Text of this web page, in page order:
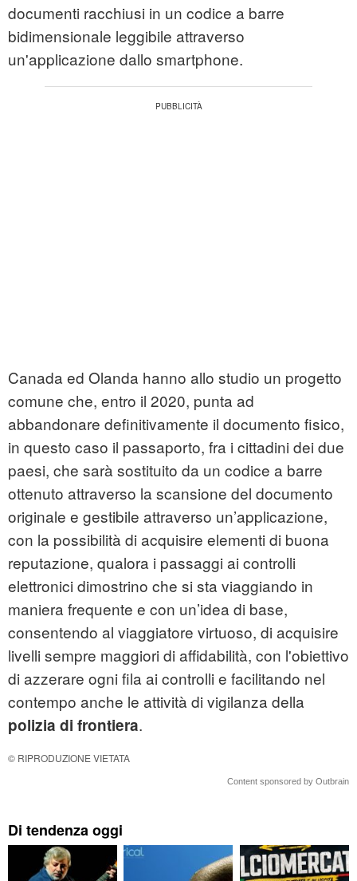
documenti racchiusi in un codice a barre
bidimensionale leggibile attraverso
un'applicazione dallo smartphone.
Canada ed Olanda hanno allo studio un progetto
comune che, entro il 2020, punta ad
abbandonare definitivamente il documento fisico,
in questo caso il passaporto, fra i cittadini dei due
paesi, che sarà sostituito da un codice a barre
ottenuto attraverso la scansione del documento
originale e gestibile attraverso un’applicazione,
con la possibilità di acquisire elementi di buona
reputazione, qualora i passaggi ai controlli
elettronici dimostrino che si sta viaggiando in
maniera frequente e con un’idea di base,
consentendo al viaggiatore virtuoso, di acquisire
livelli sempre maggiori di affidabilità, con l'obiettivo
di azzerare ogni fila ai controlli e facilitando nel
contempo anche le attività di vigilanza della
polizia di frontiera.
© RIPRODUZIONE VIETATA
Content sponsored by Outbrain
Di tendenza oggi